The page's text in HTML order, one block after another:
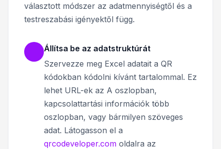
választott módszer az adatmennyiségtől és a
testreszabási igényektől függ.
Állítsa be az adatstruktúrát
Szervezze meg Excel adatait a QR
kódokban kódolni kívánt tartalommal. Ez
lehet URL-ek az A oszlopban,
kapcsolattartási információk több
oszlopban, vagy bármilyen szöveges
adat. Látogasson el a
qrcodeveloper.com oldalra az